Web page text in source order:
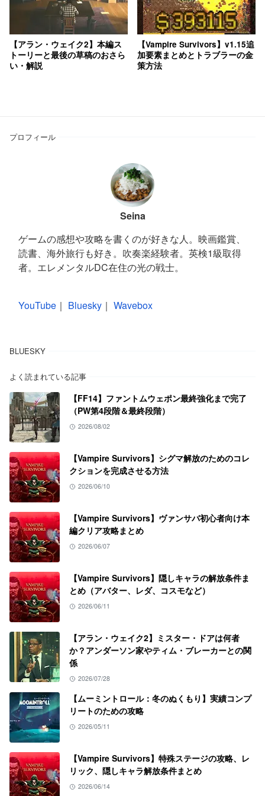
【アラン・ウェイク2】本編ス
トーリーと最後の草稿のおさら
い・解説
【Vampire Survivors】v1.15追
加要素まとめとトラブラーの金
策方法
プロフィール
Seina
ゲームの感想や攻略を書くのが好きな人。映画鑑賞、
読書、海外旅行も好き。吹奏楽経験者。英検1級取得
者。エレメンタルDC在住の光の戦士。
YouTube ｜ Bluesky ｜ Wavebox
BLUESKY
よく読まれている記事
【FF14】ファントムウェポン最終強化まで完了
（PW第4段階＆最終段階）
2026/08/02
【Vampire Survivors】シグマ解放のためのコレ
クションを完成させる方法
2026/06/10
【Vampire Survivors】ヴァンサバ初心者向け本
編クリア攻略まとめ
2026/06/07
【Vampire Survivors】隠しキャラの解放条件ま
とめ（アバター、レダ、コスモなど）
2026/06/11
【アラン・ウェイク2】ミスター・ドアは何者
か？アンダーソン家やティム・ブレーカーとの関
係
2026/07/28
【ムーミントロール：冬のぬくもり】実績コンプ
リートのための攻略
2026/05/11
【Vampire Survivors】特殊ステージの攻略、レ
リック、隠しキャラ解放条件まとめ
2026/06/14